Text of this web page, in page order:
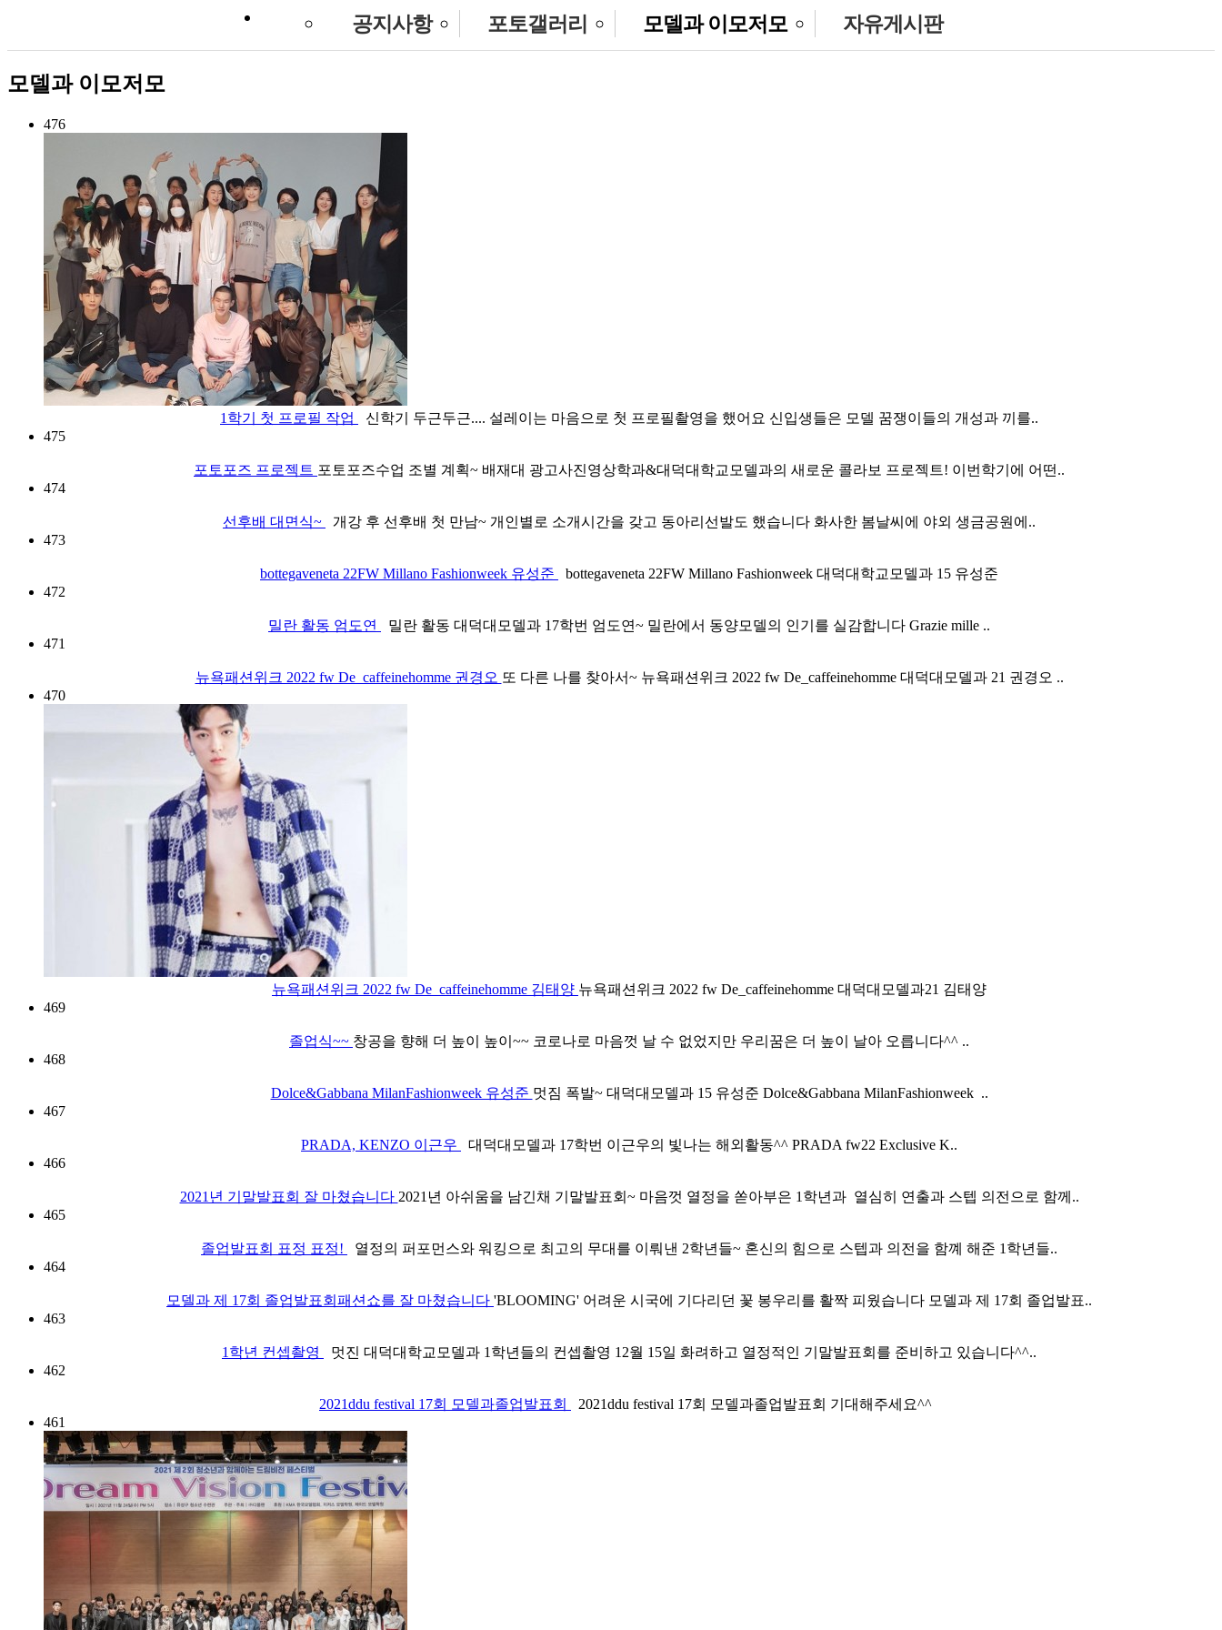
공지사항 포토갤러리 모델과 이모저모 자유게시판
모델과 이모저모
476
1학기 첫 프로필 작업
신학기 두근두근.... 설레이는 마음으로 첫 프로필촬영을 했어요 신입생들은 모델 꿈쟁이들의 개성과 끼를..
475
포토포즈 프로젝트 포토포즈수업 조별 계획~ 배재대 광고사진영상학과&대덕대학교모델과의 새로운 콜라보 프로젝트! 이번학기에 어떤..
474
선후배 대면식~
개강 후 선후배 첫 만남~ 개인별로 소개시간을 갖고 동아리선발도 했습니다 화사한 봄날씨에 야외 생금공원에..
473
bottegaveneta 22FW Millano Fashionweek 유성준
bottegaveneta 22FW Millano Fashionweek 대덕대학교모델과 15 유성준
472
밀란 활동 엄도연
밀란 활동 대덕대모델과 17학번 엄도연~ 밀란에서 동양모델의 인기를 실감합니다 Grazie mille ..
471
뉴욕패션위크 2022 fw De_caffeinehomme 권경오 또 다른 나를 찾아서~ 뉴욕패션위크 2022 fw De_caffeinehomme 대덕대모델과 21 권경오 ..
470
뉴욕패션위크 2022 fw De_caffeinehomme 김태양 뉴욕패션위크 2022 fw De_caffeinehomme 대덕대모델과21 김태양
469
졸업식~~ 창공을 향해 더 높이 높이~~ 코로나로 마음껏 날 수 없었지만 우리꿈은 더 높이 날아 오릅니다^^ ..
468
Dolce&Gabbana MilanFashionweek 유성준 멋짐 폭발~ 대덕대모델과 15 유성준 Dolce&Gabbana MilanFashionweek ..
467
PRADA, KENZO 이근우
대덕대모델과 17학번 이근우의 빛나는 해외활동^^ PRADA fw22 Exclusive K..
466
2021년 기말발표회 잘 마쳤습니다 2021년 아쉬움을 남긴채 기말발표회~ 마음껏 열정을 쏟아부은 1학년과 열심히 연출과 스텝 의전으로 함께..
465
졸업발표회 표정 표정!
열정의 퍼포먼스와 워킹으로 최고의 무대를 이뤄낸 2학년들~ 혼신의 힘으로 스텝과 의전을 함꼐 해준 1학년들..
464
모델과 제 17회 졸업발표회패션쇼를 잘 마쳤습니다 'BLOOMING' 어려운 시국에 기다리던 꽃 봉우리를 활짝 피웠습니다 모델과 제 17회 졸업발표..
463
1학년 컨셉촬영
멋진 대덕대학교모델과 1학년들의 컨셉촬영 12월 15일 화려하고 열정적인 기말발표회를 준비하고 있습니다^^..
462
2021ddu festival 17회 모델과졸업발표회
2021ddu festival 17회 모델과졸업발표회 기대해주세요^^
461